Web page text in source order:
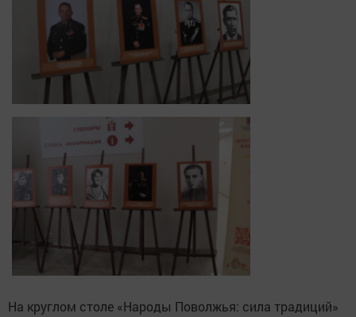
На круглом столе «Народы Поволжья: сила традиций»